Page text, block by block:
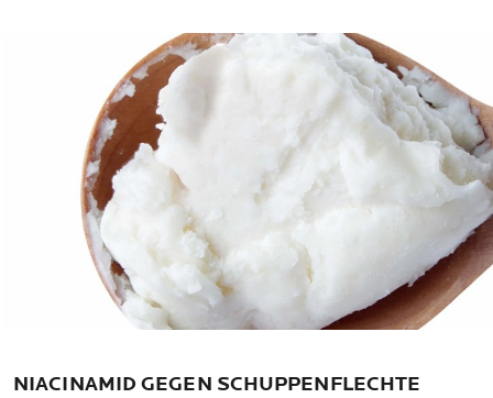
NIACINAMID GEGEN SCHUPPENFLECHTE